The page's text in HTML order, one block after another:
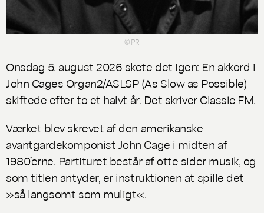
© PR
Onsdag 5. august 2026 skete det igen: En akkord i
John Cages Organ2/ASLSP(As Slow as Possible)
skiftede efter to et halvt år. Det skriver Classic FM.
Værket blev skrevet af den amerikanske
avantgardekomponist John Cage i midten af
1980’erne. Partituret består af otte sider musik, og
som titlen antyder, er instruktionen at spille det
»så langsomt som muligt«.